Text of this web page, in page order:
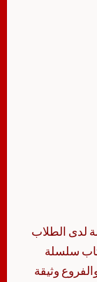
لدى الطلاب
سلسلة
وثيقة